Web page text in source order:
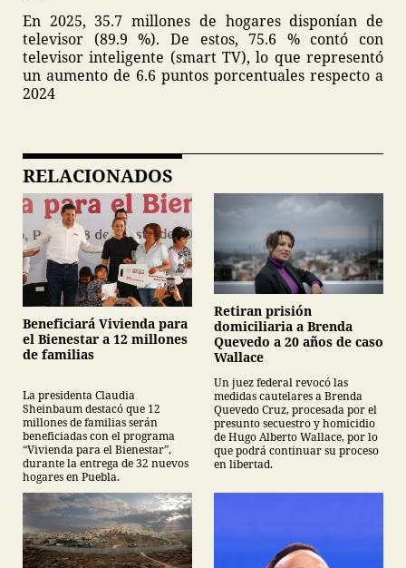
En 2025, 35.7 millones de hogares disponían de
televisor (89.9 %). De estos, 75.6 % contó con
televisor inteligente (smart TV), lo que representó
un aumento de 6.6 puntos porcentuales respecto a
2024
RELACIONADOS
Beneficiará Vivienda para
el Bienestar a 12 millones
de familias
La presidenta Claudia
Sheinbaum destacó que 12
millones de familias serán
beneficiadas con el programa
“Vivienda para el Bienestar”,
durante la entrega de 32 nuevos
hogares en Puebla.
Retiran prisión
domiciliaria a Brenda
Quevedo a 20 años de caso
Wallace
Un juez federal revocó las
medidas cautelares a Brenda
Quevedo Cruz, procesada por el
presunto secuestro y homicidio
de Hugo Alberto Wallace, por lo
que podrá continuar su proceso
en libertad.